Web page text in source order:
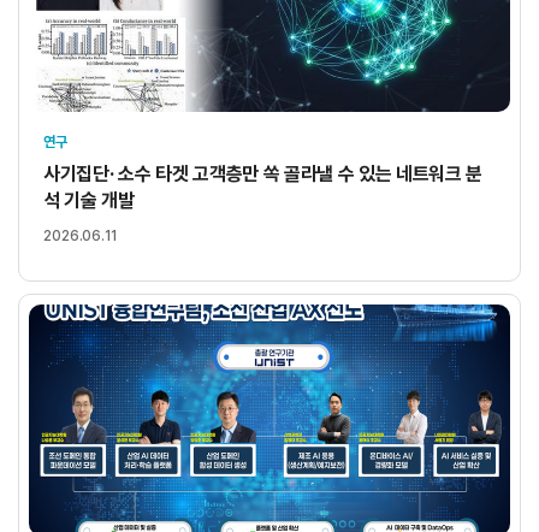
연구
사기집단· 소수 타겟 고객층만 쏙 골라낼 수 있는 네트워크 분
석 기술 개발
2026.06.11